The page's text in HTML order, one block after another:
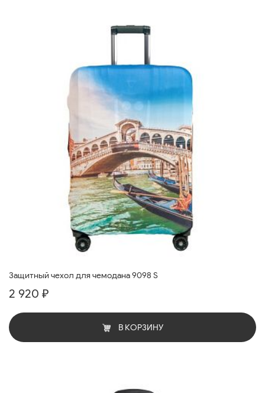
Защитный чехол для чемодана 9098 S
2 920 ₽
В КОРЗИНУ